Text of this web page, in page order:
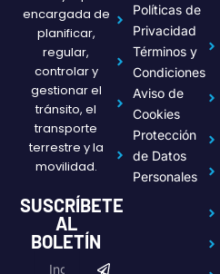
encargada de
planificar,
regular,
controlar y
gestionar el
tránsito, el
transporte
terrestre y la
movilidad.
SUSCRÍBETE
AL
BOLETÍN
Políticas de
Privacidad
Términos y
Condiciones
Aviso de
Cookies
Protección
de Datos
Personales